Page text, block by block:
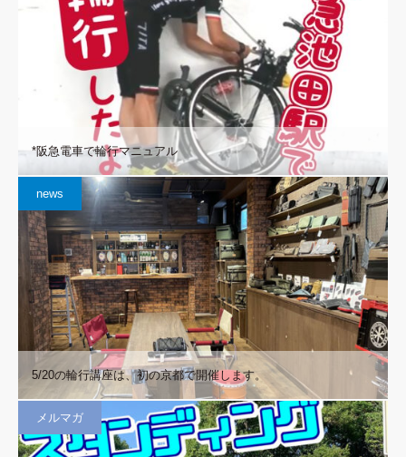
*阪急電車で輪行マニュアル
news
5/20の輪行講座は、初の京都で開催します。
メルマガ